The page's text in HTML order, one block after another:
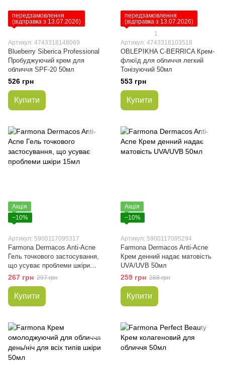
передзамовлення
(відправка з 13.07.2026)
Артикул: 4743318148069
Blueberry Siberica Professional
Пробуджуючий крем для
обличчя SPF-20 50мл
526 грн
Купити
передзамовлення
(відправка з 13.07.2026)
1
Артикул: 4743318103518
OBLEPIKHA C-BERRICA Крем-
флюїд для обличчя легкий
Тонізуючий 50мл
553 грн
Купити
Акція
−10%
Артикул: 5900117095317
Farmona Dermacos Anti-Acne
Гель точкового застосування,
що усуває проблеми шкіри
15мл
267 грн 297 грн
Купити
Акція
−10%
Артикул: 5900117095294
Farmona Dermacos Anti-Acne
Крем денний надає матовість
UVA/UVB 50мл
259 грн 288 грн
Купити